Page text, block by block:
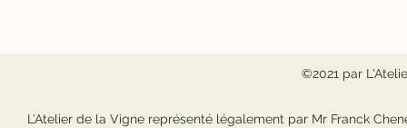
©2021 par
L’Atelier de la Vigne représenté légalement par Mr Franck